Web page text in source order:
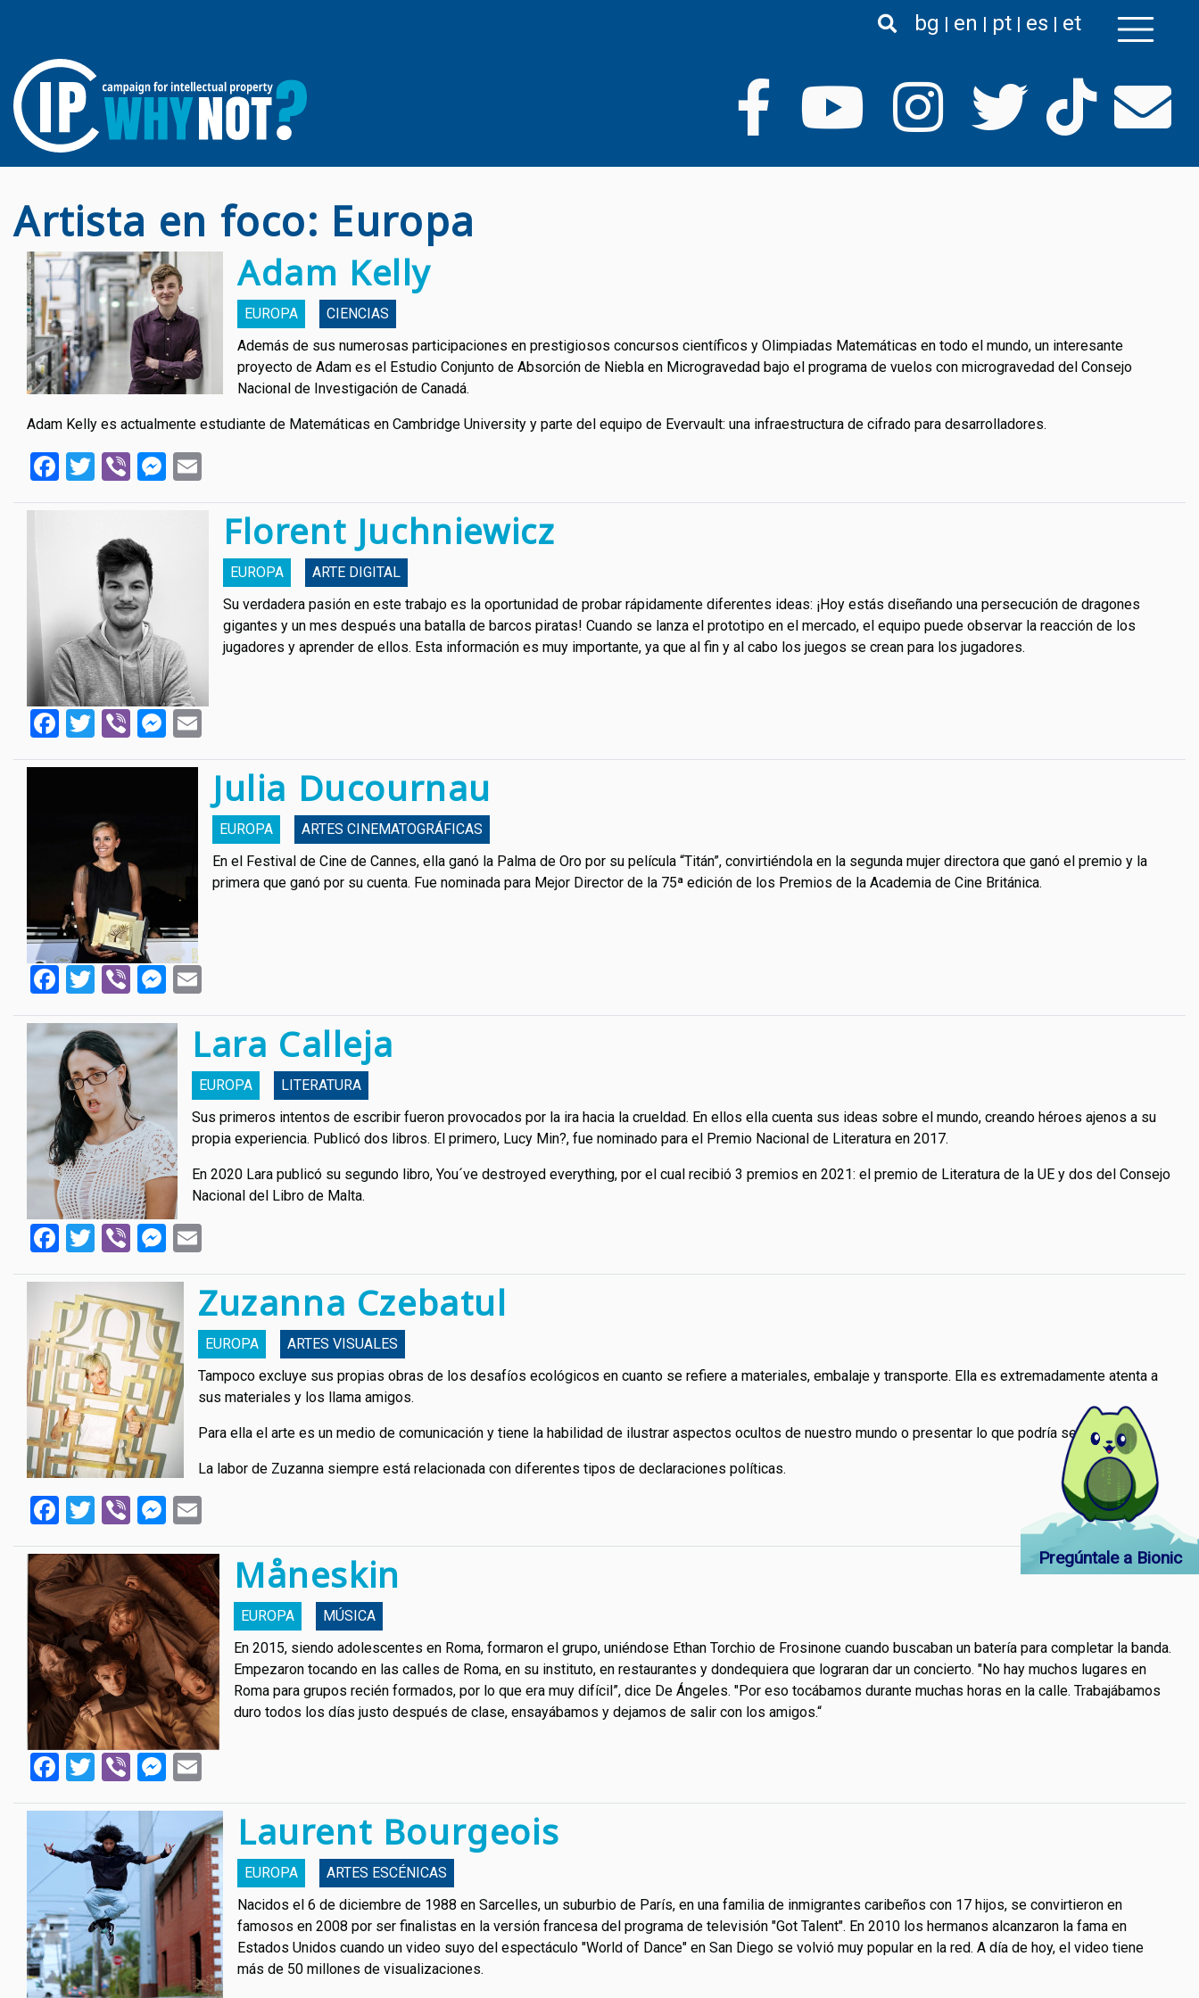
bg en pt es et
Artista en foco: Europa
Adam Kelly
EUROPA
CIENCIAS
Además de sus numerosas participaciones en prestigiosos concursos científicos y Olimpiadas Matemáticas en todo el mundo, un interesante
proyecto de Adam es el Estudio Conjunto de Absorción de Niebla en Microgravedad bajo el programa de vuelos con microgravedad del Consejo
Nacional de Investigación de Canadá.
Adam Kelly es actualmente estudiante de Matemáticas en Cambridge University y parte del equipo de Evervault: una infraestructura de cifrado para desarrolladores.
Facebook
Twitter
ViberMessenger
Florent Juchniewicz
EUROPA
АRTE DIGITAL
Su verdadera pasión en este trabajo es la oportunidad de probar rápidamente diferentes ideas: ¡Hoy estás diseñando una persecución de dragones
gigantes y un mes después una batalla de barcos piratas! Cuando se lanza el prototipo en el mercado, el equipo puede observar la reacción de los
jugadores y aprender de ellos. Esta información es muy importante, ya que al fin y al cabo los juegos se crean para los jugadores.
Facebook
Twitter
ViberMessenger
Julia Ducournau
EUROPA
ARTES CINEMATOGRÁFICAS
En el Festival de Cine de Cannes, ella ganó la Palma de Oro por su película “Titán”, convirtiéndola en la segunda mujer directora que ganó el premio y la
primera que ganó por su cuenta. Fue nominada para Mejor Director de la 75ª edición de los Premios de la Academia de Cine Británica.
Facebook
Twitter
ViberMessenger
Lara Calleja
EUROPA
LITERATURA
Sus primeros intentos de escribir fueron provocados por la ira hacia la crueldad. En ellos ella cuenta sus ideas sobre el mundo, creando héroes ajenos a su
propia experiencia. Publicó dos libros. El primero, Lucy Min?, fue nominado para el Premio Nacional de Literatura en 2017.
En 2020 Lara publicó su segundo libro, You´ve destroyed everything, por el cual recibió 3 premios en 2021: el premio de Literatura de la UE y dos del Consejo
Nacional del Libro de Malta.
Facebook
Twitter
ViberMessenger
Zuzanna Czebatul
EUROPA
ARTES VISUALES
Tampoco excluye sus propias obras de los desafíos ecológicos en cuanto se refiere a materiales, embalaje y transporte. Ella es extremadamente atenta a
sus materiales y los llama amigos.
Para ella el arte es un medio de comunicación y tiene la habilidad de ilustrar aspectos ocultos de nuestro mundo o presentar lo que podría ser.
La labor de Zuzanna siempre está relacionada con diferentes tipos de declaraciones políticas.
Facebook
Twitter
ViberMessenger
Måneskin
EUROPA
MÚSICA
En 2015, siendo adolescentes en Roma, formaron el grupo, uniéndose Ethan Torchio de Frosinone cuando buscaban un batería para completar la banda.
Empezaron tocando en las calles de Roma, en su instituto, en restaurantes y dondequiera que lograran dar un concierto. "No hay muchos lugares en
Roma para grupos recién formados, por lo que era muy difícil”, dice De Ángeles. "Por eso tocábamos durante muchas horas en la calle. Trabajábamos
duro todos los días justo después de clase, ensayábamos y dejamos de salir con los amigos.“
Facebook
Twitter
ViberMessenger
Laurent Bourgeois
EUROPA
ARTES ESCÉNICAS
Nacidos el 6 de diciembre de 1988 en Sarcelles, un suburbio de París, en una familia de inmigrantes caribeños con 17 hijos, se convirtieron en
famosos en 2008 por ser finalistas en la versión francesa del programa de televisión "Got Talent". En 2010 los hermanos alcanzaron la fama en
Estados Unidos cuando un video suyo del espectáculo "World of Dance" en San Diego se volvió muy popular en la red. A día de hoy, el video tiene
más de 50 millones de visualizaciones.
Pregúntale a Bionic